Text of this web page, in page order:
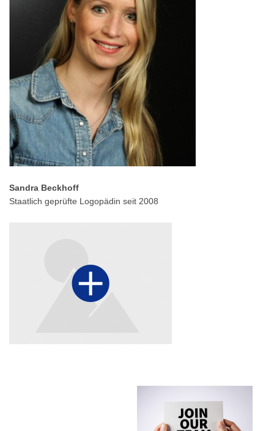
Sandra Beckhoff
Staatlich geprüfte Logopädin seit 2008